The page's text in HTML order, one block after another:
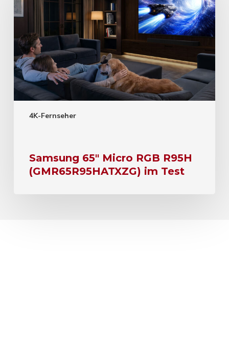
4K-Fernseher
Samsung 65″ Micro RGB R95H
(GMR65R95HATXZG) im Test